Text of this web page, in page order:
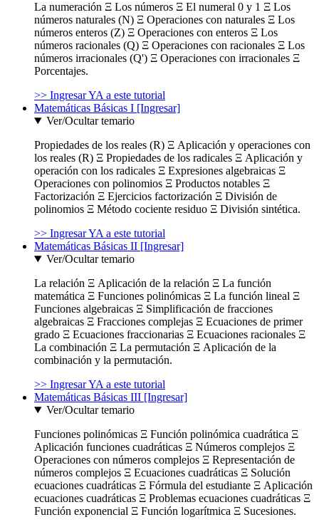
La numeración Ξ Los números Ξ El numeral 0 y 1 Ξ Los
números naturales (N) Ξ Operaciones con naturales Ξ Los
números enteros (Z) Ξ Operaciones con enteros Ξ Los
números racionales (Q) Ξ Operaciones con racionales Ξ Los
números irracionales (Q') Ξ Operaciones con irracionales Ξ
Porcentajes.
>> Ingresar YA a este tutorial
Matemáticas Básicas I [Ingresar]
Ver/Ocultar temario
Propiedades de los reales (R) Ξ Aplicación y operaciones con
los reales (R) Ξ Propiedades de los radicales Ξ Aplicación y
operación con los radicales Ξ Expresiones algebraicas Ξ
Operaciones con polinomios Ξ Productos notables Ξ
Factorización Ξ Ejercicios factorización Ξ División de
polinomios Ξ Método cociente residuo Ξ División sintética.
>> Ingresar YA a este tutorial
Matemáticas Básicas II [Ingresar]
Ver/Ocultar temario
La relación Ξ Aplicación de la relación Ξ La función
matemática Ξ Funciones polinómicas Ξ La función lineal Ξ
Funciones algebraicas Ξ Simplificación de fracciones
algebraicas Ξ Fracciones complejas Ξ Ecuaciones de primer
grado Ξ Ecuaciones fraccionarias Ξ Ecuaciones racionales Ξ
La combinación Ξ La permutación Ξ Aplicación de la
combinación y la permutación.
>> Ingresar YA a este tutorial
Matemáticas Básicas III [Ingresar]
Ver/Ocultar temario
Funciones polinómicas Ξ Función polinómica cuadrática Ξ
Aplicación funciones cuadráticas Ξ Números complejos Ξ
Operaciones con números complejos Ξ Representación de
números complejos Ξ Ecuaciones cuadráticas Ξ Solución
ecuaciones cuadráticas Ξ Fórmula del estudiante Ξ Aplicación
ecuaciones cuadráticas Ξ Problemas ecuaciones cuadráticas Ξ
Función exponencial Ξ Función logarítmica Ξ Sucesiones.